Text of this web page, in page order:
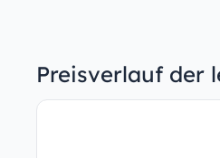
Preisverlauf der